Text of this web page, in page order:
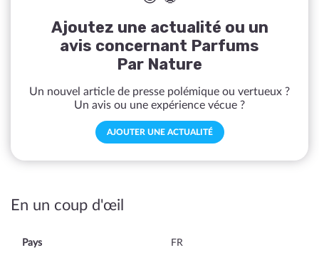
Ajoutez une actualité ou un
avis concernant Parfums
Par Nature
Un nouvel article de presse polémique ou vertueux ?
Un avis ou une expérience vécue ?
AJOUTER UNE ACTUALITÉ
En un coup d'œil
Pays FR